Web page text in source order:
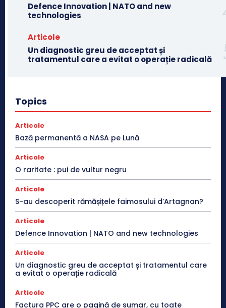
Defence Innovation | NATO and new
technologies
Articole
Un diagnostic greu de acceptat și
tratamentul care a evitat o operație radicală
Topics
Articole
Bază permanentă a NASA pe Lună
Articole
O raritate : pui de vultur negru
Articole
S-au descoperit rămășițele faimosului d’Artagnan?
Articole
Defence Innovation | NATO and new technologies
Articole
Un diagnostic greu de acceptat și tratamentul care
a evitat o operație radicală
Articole
Factura PPC are o pagină de sumar, cu toate